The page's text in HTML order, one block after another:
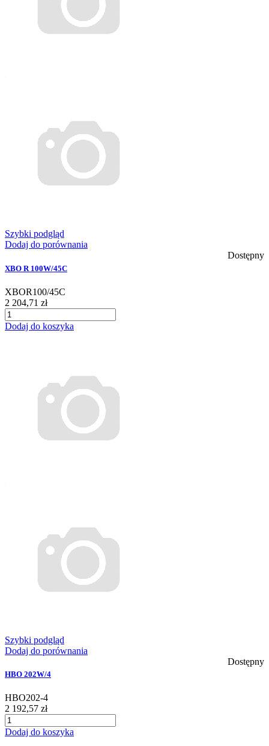
Szybki podgląd
Dodaj do porównania
Dostępny
XBO R 100W/45C
XBOR100/45C
2 204,71 zł
Dodaj do koszyka
Szybki podgląd
Dodaj do porównania
Dostępny
HBO 202W/4
HBO202-4
2 192,57 zł
Dodaj do koszyka